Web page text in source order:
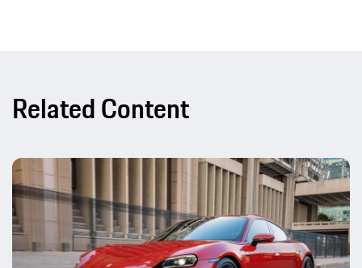
Related Content